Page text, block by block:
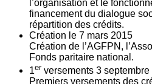
l’organisation et le
financement du dialogue
répartition des crédits.
Création le 7 mars 2015
Création de l’AGFPN,
Fonds paritaire national.
1er versements 3 septembre
Premiers versements des